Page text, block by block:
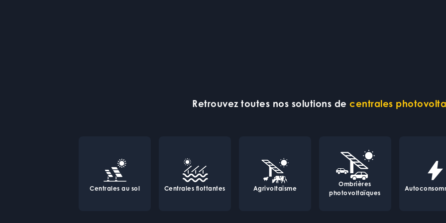
Retrouvez toutes nos solutions decentrales
Centrales au sol Centrales flottantes Agrivoltaïsme
Ombrières
photovoltaïques